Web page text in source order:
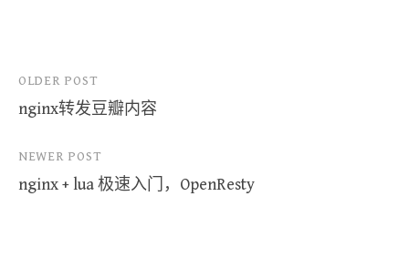
Post
navigation
OLDER POST
nginx转发豆瓣内容
NEWER POST
nginx + lua 极速入门，OpenResty